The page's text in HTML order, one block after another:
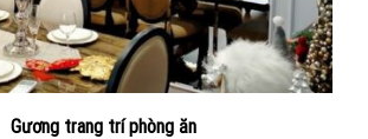
Gương trang trí phòng ăn